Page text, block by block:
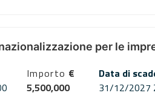
per le
Importo €
5,500,000
Data di
31/12/2027